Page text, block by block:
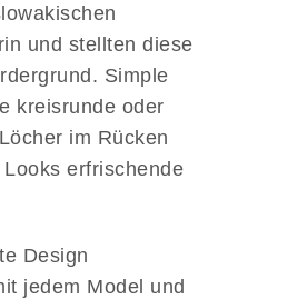
und stellten diese
Simple
kreisrunde oder
im Rücken
erfrischende
Design
jedem Model und